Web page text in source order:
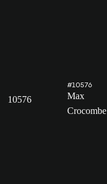
10576
#10576
Max
Crocombe